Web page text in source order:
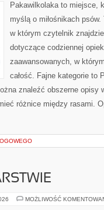
Pakawilkolaka to miejsce,
myślą o miłośnikach
w którym czytelnik
dotyczące codziennej
zaawansowanych, w
całość. Fajne kategorie to
znaleźć obszerne opisy
różnice między rasami.
MOŻLIWOŚĆ